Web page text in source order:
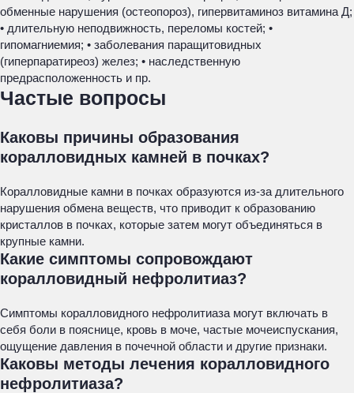
обменные нарушения (остеопороз), гипервитаминоз витамина Д;
• длительную неподвижность, переломы костей; •
гипомагниемия; • заболевания паращитовидных
(гиперпаратиреоз) желез; • наследственную
предрасположенность и пр.
Частые вопросы
Каковы причины образования
коралловидных камней в почках?
Коралловидные камни в почках образуются из-за длительного
нарушения обмена веществ, что приводит к образованию
кристаллов в почках, которые затем могут объединяться в
крупные камни.
Какие симптомы сопровождают
коралловидный нефролитиаз?
Симптомы коралловидного нефролитиаза могут включать в
себя боли в пояснице, кровь в моче, частые мочеиспускания,
ощущение давления в почечной области и другие признаки.
Каковы методы лечения коралловидного
нефролитиаза?